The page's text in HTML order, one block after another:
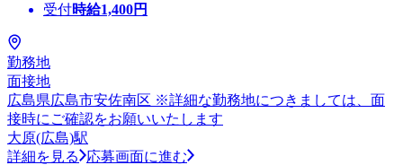
受付時給1,400円
勤務地
面接地
広島県広島市安佐南区 ※詳細な勤務地につきましては、面
接時にご確認をお願いいたします
大原(広島)駅
詳細を見る
応募画面に進む